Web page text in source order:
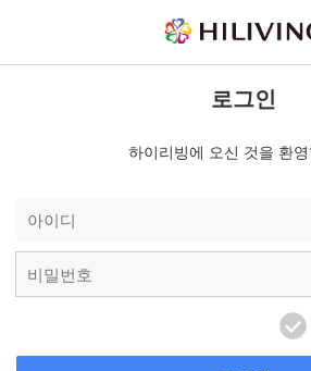
로그인
하이리빙에 오신 것을 환